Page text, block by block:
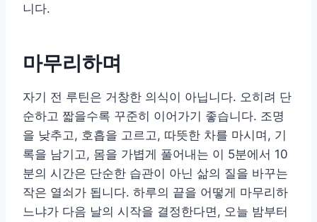
니다.
마무리하며
자기 전 루틴은 거창한 의식이 아닙니다. 오히려 단
순하고 짧을수록 꾸준히 이어가기 좋습니다. 조명
을 낮추고, 호흡을 고르고, 따뜻한 차를 마시며, 기
록을 남기고, 몸을 가볍게 풀어내는 이 5분에서 10
분의 시간은 단순한 습관이 아닌 삶의 질을 바꾸는
작은 열쇠가 됩니다. 하루의 끝을 어떻게 마무리하
느냐가 다음 날의 시작을 결정한다면, 오늘 밤부터